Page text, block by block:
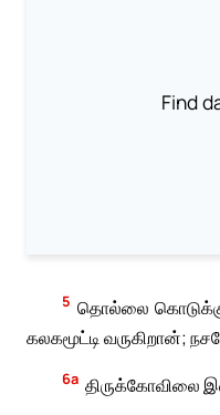
Find
5 தொல்லை
கலகமூட்டி வருகிறான்;
6a திருக்கோவிலை